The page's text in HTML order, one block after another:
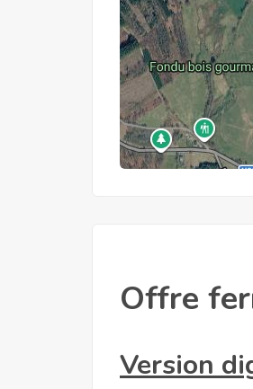
Offre
Version